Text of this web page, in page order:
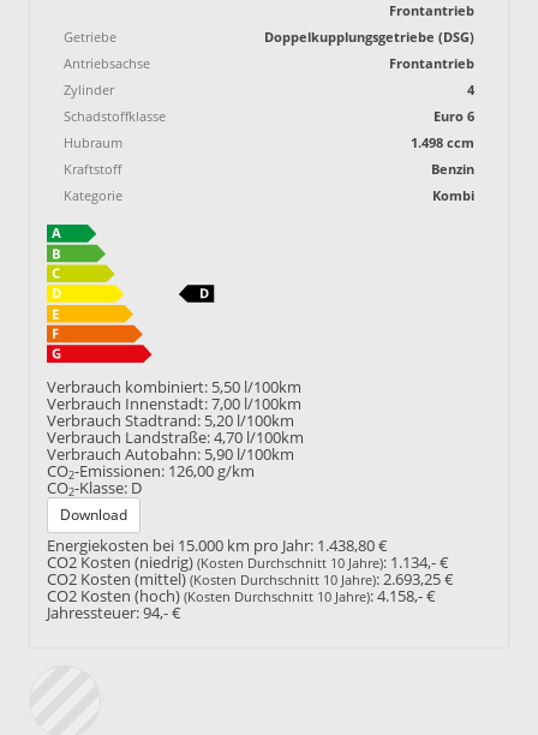
Frontantrieb
Getriebe
Doppelkupplungsgetriebe (DSG)
Antriebsachse
Frontantrieb
Zylinder
4
Schadstoffklasse
Euro 6
Hubraum
1.498 ccm
Kraftstoff
Benzin
Kategorie
Kombi
Verbrauch kombiniert: 5,50 l/100km
Verbrauch Innenstadt:7,00 l/100km
Verbrauch Stadtrand: 5,20 l/100km
Verbrauch Landstraße:4,70 l/100km
Verbrauch Autobahn: 5,90 l/100km
CO2-Emissionen: 126,00 g/km
CO2-Klasse: D
Download
Energiekosten bei 15.000 km pro Jahr: 1.438,80 €
CO2 Kosten (niedrig) (Kosten Durchschnitt 10 Jahre): 1.134,- €
CO2 Kosten (mittel) (Kosten Durchschnitt 10 Jahre):2.693,25 €
CO2 Kosten (hoch) (Kosten Durchschnitt 10 Jahre):4.158,- €
Jahressteuer:94,- €